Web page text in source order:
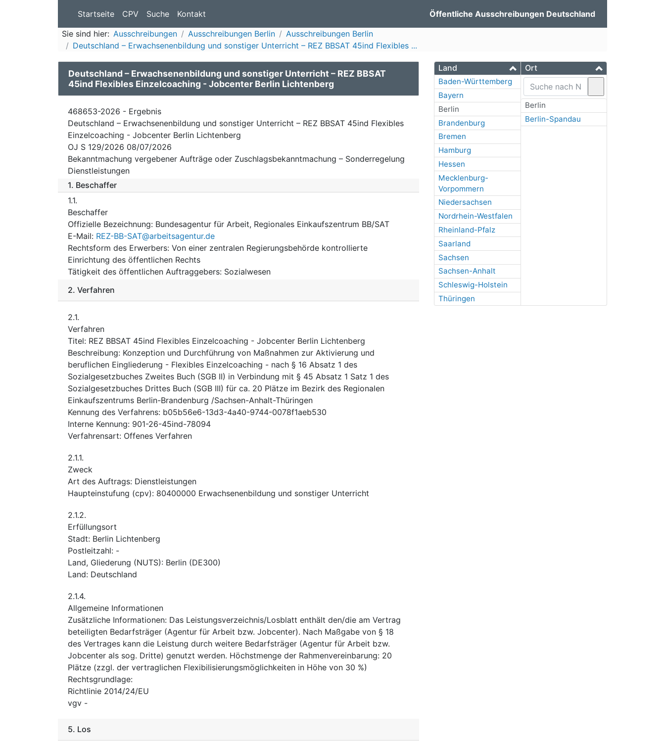
Startseite CPV Suche Kontakt Öffentliche Ausschreibungen Deutschland
Sie sind hier: Ausschreibungen Ausschreibungen Berlin
Ausschreibungen Berlin
Deutschland – Erwachsenenbildung und sonstiger Unterricht – REZ BBSAT 45ind Flexibles ...
Land
Baden-Württemberg
Bayern
Berlin
Brandenburg
Bremen
Hamburg
Hessen
Mecklenburg-
Vorpommern
Niedersachsen
Nordrhein-Westfalen
Rheinland-Pfalz
Saarland
Sachsen
Sachsen-Anhalt
Schleswig-Holstein
Thüringen
Ort
Berlin
Berlin-Spandau
Deutschland – Erwachsenenbildung und sonstiger Unterricht – REZ BBSAT
45ind Flexibles Einzelcoaching - Jobcenter Berlin Lichtenberg
468653-2026 - Ergebnis
Deutschland – Erwachsenenbildung und sonstiger Unterricht – REZ BBSAT 45ind Flexibles
Einzelcoaching - Jobcenter Berlin Lichtenberg
OJ S 129/2026 08/07/2026
Bekanntmachung vergebener Aufträge oder Zuschlagsbekanntmachung – Sonderregelung
Dienstleistungen
1. Beschaffer
1.1.
Beschaffer
Offizielle Bezeichnung: Bundesagentur für Arbeit, Regionales Einkaufszentrum BB/SAT
E-Mail: REZ-BB-SAT@arbeitsagentur.de
Rechtsform des Erwerbers: Von einer zentralen Regierungsbehörde kontrollierte
Einrichtung des öffentlichen Rechts
Tätigkeit des öffentlichen Auftraggebers: Sozialwesen
2. Verfahren
2.1.
Verfahren
Titel: REZ BBSAT 45ind Flexibles Einzelcoaching - Jobcenter Berlin Lichtenberg
Beschreibung: Konzeption und Durchführung von Maßnahmen zur Aktivierung und
beruflichen Eingliederung - Flexibles Einzelcoaching - nach § 16 Absatz 1 des
Sozialgesetzbuches Zweites Buch (SGB II) in Verbindung mit § 45 Absatz 1 Satz 1 des
Sozialgesetzbuches Drittes Buch (SGB III) für ca. 20 Plätze im Bezirk des Regionalen
Einkaufszentrums Berlin-Brandenburg /Sachsen-Anhalt-Thüringen
Kennung des Verfahrens: b05b56e6-13d3-4a40-9744-0078f1aeb530
Interne Kennung: 901-26-45ind-78094
Verfahrensart: Offenes Verfahren
2.1.1.
Zweck
Art des Auftrags: Dienstleistungen
Haupteinstufung (cpv): 80400000 Erwachsenenbildung und sonstiger Unterricht
2.1.2.
Erfüllungsort
Stadt: Berlin Lichtenberg
Postleitzahl: -
Land, Gliederung (NUTS): Berlin (DE300)
Land: Deutschland
2.1.4.
Allgemeine Informationen
Zusätzliche Informationen: Das Leistungsverzeichnis/Losblatt enthält den/die am Vertrag
beteiligten Bedarfsträger (Agentur für Arbeit bzw. Jobcenter). Nach Maßgabe von § 18
des Vertrages kann die Leistung durch weitere Bedarfsträger (Agentur für Arbeit bzw.
Jobcenter als sog. Dritte) genutzt werden. Höchstmenge der Rahmenvereinbarung: 20
Plätze (zzgl. der vertraglichen Flexibilisierungsmöglichkeiten in Höhe von 30 %)
Rechtsgrundlage:
Richtlinie 2014/24/EU
vgv -
5. Los